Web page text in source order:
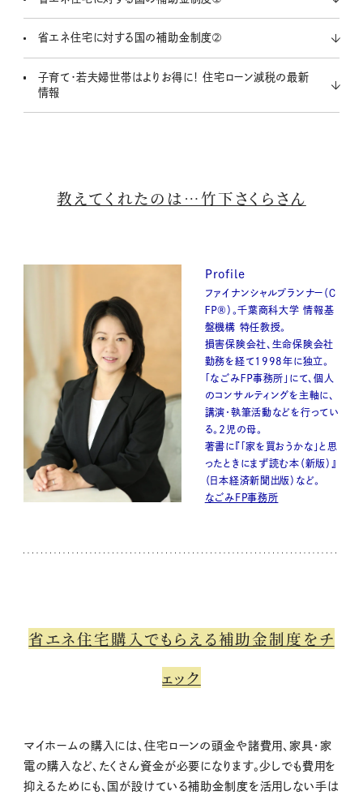
省エネ住宅に対する国の補助金制度➁
子育て・若夫婦世帯はよりお得に！ 住宅ローン減税の最新
情報
教えてくれたのは…竹下さくらさん
Profile
ファイナンシャルプランナー（Ｃ
ＦＰ®）。千葉商科大学 情報基
盤機構 特任教授。
損害保険会社、生命保険会社
勤務を経て1998年に独立。
「なごみＦＰ事務所」にて、個人
のコンサルティングを主軸に、
講演・執筆活動などを行ってい
る。２児の母。
著書に『「家を買おうかな」と思
ったときにまず読む本（新版）』
（日本経済新聞出版）など。
なごみFP事務所
省エネ住宅購入でもらえる補助金制度をチ
ェック
マイホームの購入には、住宅ローンの頭金や諸費用、家具・家
電の購入など、たくさん資金が必要になります。少しでも費用を
抑えるためにも、国が設けている補助金制度を活用しない手は